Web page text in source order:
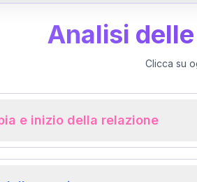
Analisi
Clicca su
e inizio della relazione